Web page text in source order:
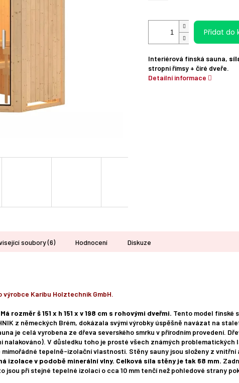
Přidat do
Interiérová finská sauna,
stropní římsy + čiré dveře.
Detailní informace
soubory (6) Hodnocení Diskuze
Karibu Holztechnik GmbH.
Má rozměr š 151 x h 151 x v 198 cm s rohovými dveřmi. Tento model finské
z německých Brém, dokázala svými výrobky úspěšně navázat na
je celá vyrobena ze dřeva severského smrku v přírodním provedení.
nalakováno). V důsledku toho je prosté všech známých
tepelně-izolační vlastnosti. Stěny sauny jsou složeny z vnitřní
izolace v podobě minerální vlny. Celková síla stěny je tak 68 mm.
jsou při stejné tepelné izolaci o cca 10 mm tenčí než pohledové strany